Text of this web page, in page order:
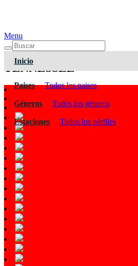
Menu
Inicio
Paises Todos los paises
Géneros Todos los géneros
Estaciones Todos los pérfiles
TENNESSEE